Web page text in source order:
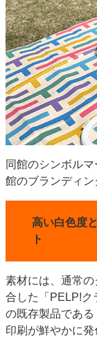
同館のシンボル
館のブランディン
高い白色度
ト
素材には、通常
合した「PELP!ク
の既存製品である
印刷が鮮やかに発